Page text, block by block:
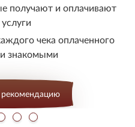
получают и оплачивают
чека оплаченного
знакомыми
рекомендацию